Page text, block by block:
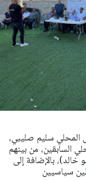
المحلي سليم صليبي،
السابقين، من بينهم
بالإضافة إلى
سياسيين